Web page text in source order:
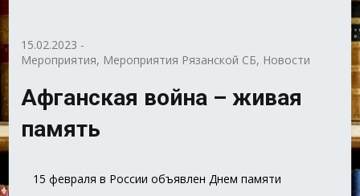
15.02.2023 -
Мероприятия, Мероприятия Рязанской СБ, Новости
Афганская война – живая
память
15 февраля в России объявлен Днем памяти